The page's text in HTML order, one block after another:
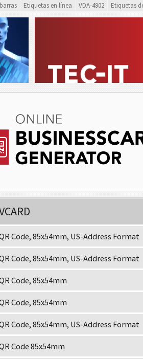
Etiquetas en línea VDA-4902 Etiquetas
Code, 85x54mm, US-Address Format
Code, 85x54mm, US-Address Format
Code, 85x54mm
Code, 85x54mm
Code, 85x54mm, US-Address Format
Code 85x54mm